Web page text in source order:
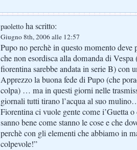
paoletto ha scritto:
Giugno 8th, 2006 alle 12:57
Pupo no perchè in questo momento deve
che non esordisca alla domanda di
fiorentina sarebbe andata in serie B) con
Apprezzo la buona fede di Pupo (che
colpa) … ma in questi giorni nelle
giornali tutti tirano l’acqua al suo
Fiorentina ci vuole gente come i’Guetta
sanno bene come stanno le cose e che
perchè con gli elementi che abbiamo in
colpevole!”